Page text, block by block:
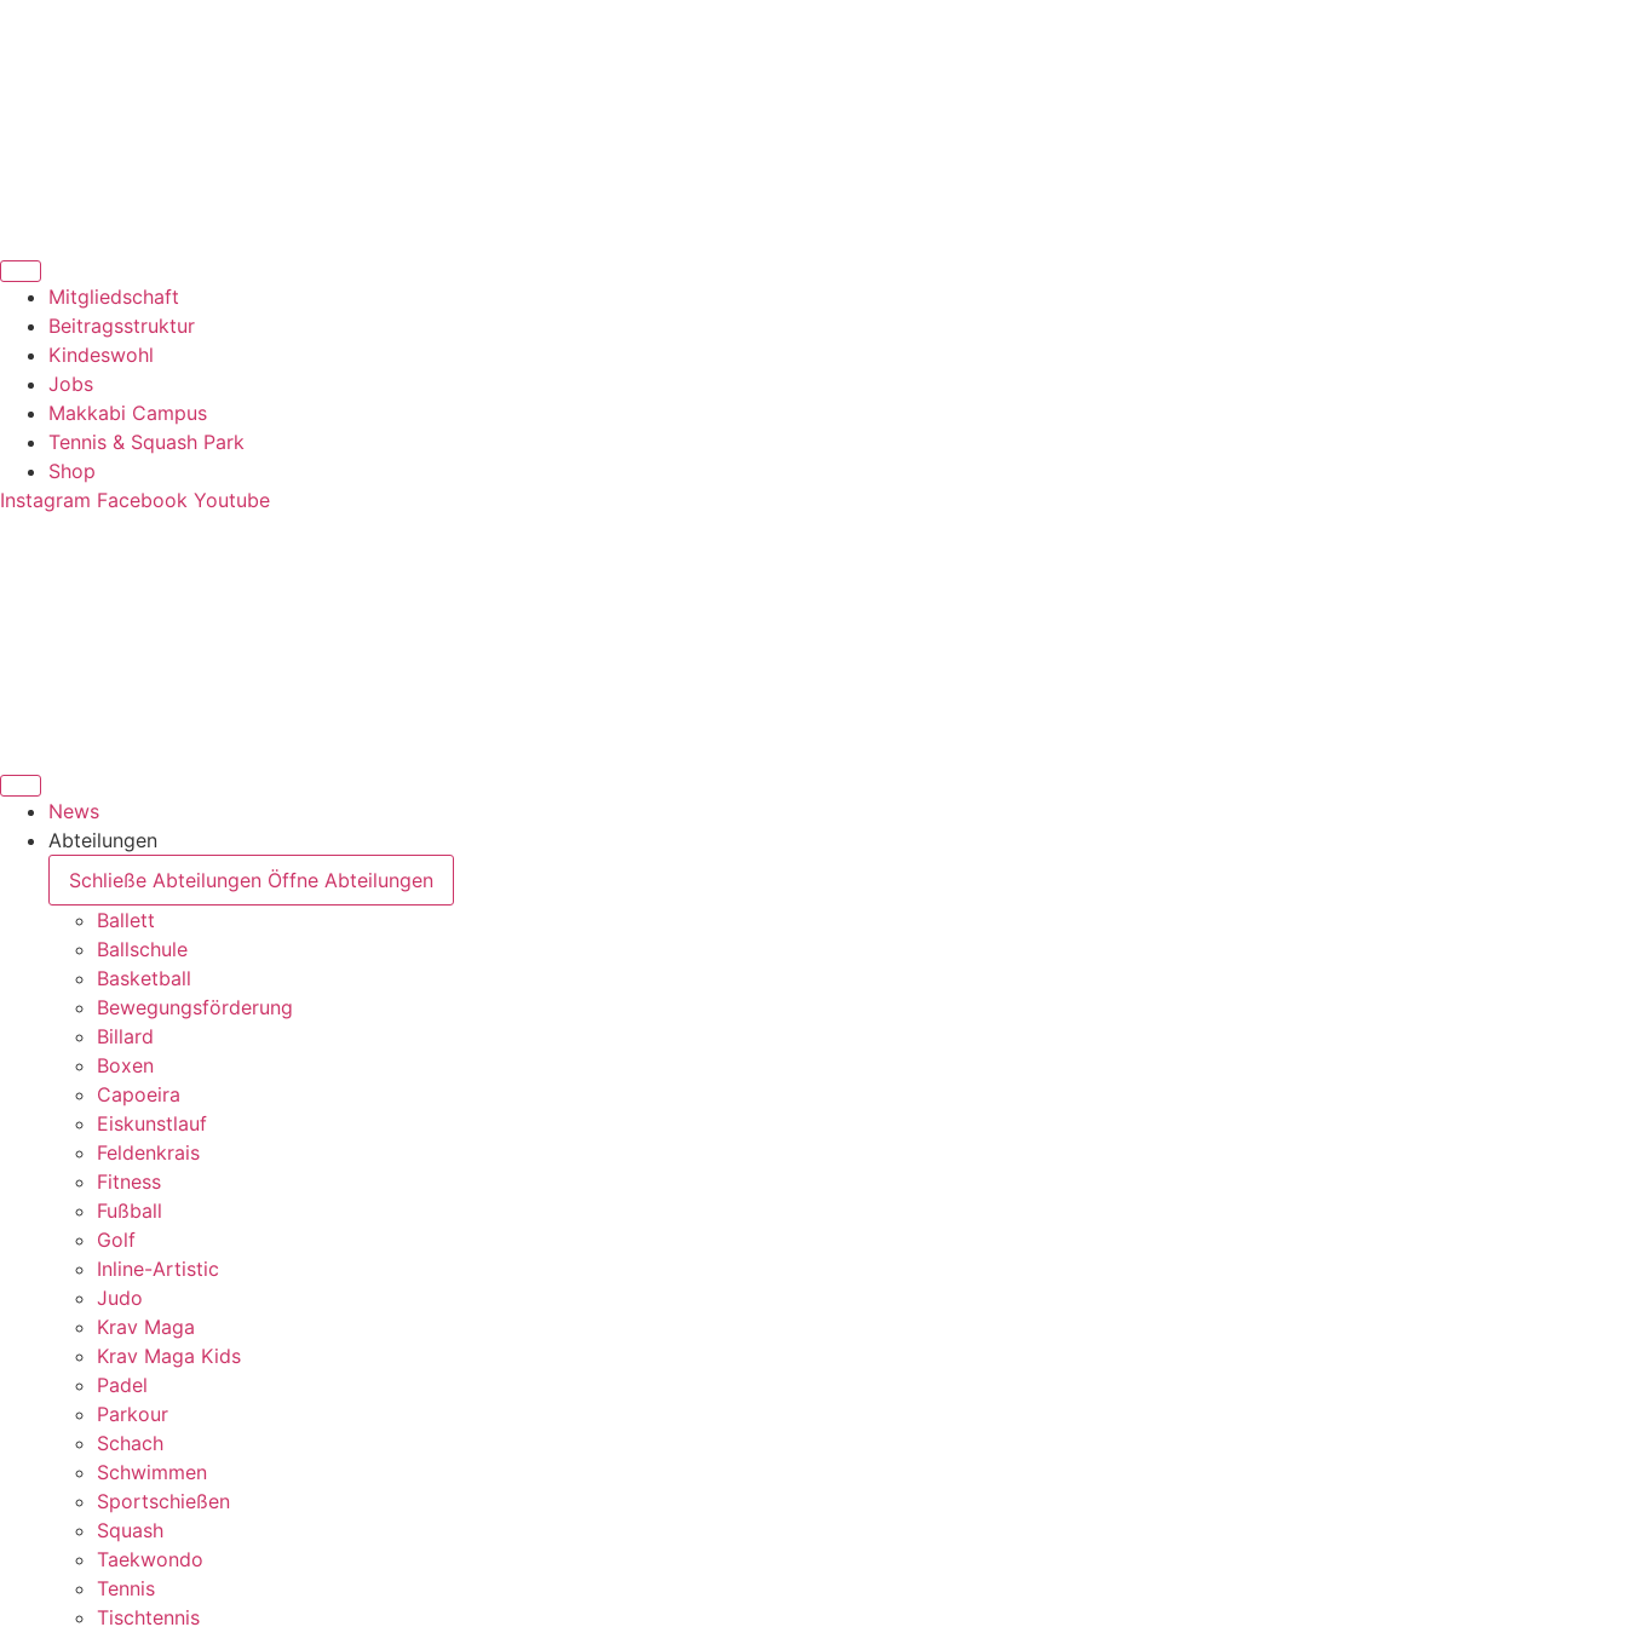
Mitgliedschaft
Beitragsstruktur
Kindeswohl
Jobs
Makkabi Campus
Tennis & Squash Park
Shop
Instagram Facebook Youtube
News
Abteilungen
Schließe Abteilungen Öffne Abteilungen
Ballett
Ballschule
Basketball
Bewegungsförderung
Billard
Boxen
Capoeira
Eiskunstlauf
Feldenkrais
Fitness
Fußball
Golf
Inline-Artistic
Judo
Krav Maga
Krav Maga Kids
Padel
Parkour
Schach
Schwimmen
Sportschießen
Squash
Taekwondo
Tennis
Tischtennis